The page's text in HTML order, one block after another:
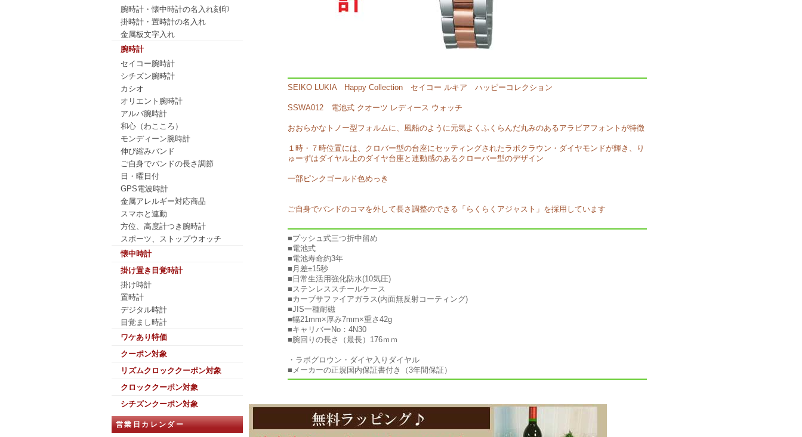
腕時計・懐中時計の名入れ刻印
掛時計・置時計の名入れ
金属板文字入れ
腕時計
セイコー腕時計
シチズン腕時計
カシオ
オリエント腕時計
アルバ腕時計
和心（わこころ）
モンディーン腕時計
伸び縮みバンド
ご自身でバンドの長さ調節
日・曜日付
GPS電波時計
金属アレルギー対応商品
スマホと連動
方位、高度計つき腕時計
スポーツ、ストップウオッチ
懐中時計
掛け置き目覚時計
掛け時計
置時計
デジタル時計
目覚まし時計
ワケあり特価
クーポン対象
リズムクロッククーポン対象
クロッククーポン対象
シチズンクーポン対象
営業日カレンダー
SEIKO LUKIA Happy Collection セイコー ルキア ハッピーコレクション
SSWA012 電池式 クオーツ レディース ウォッチ
おおらかなトノー型フォルムに、風船のように元気よくふくらんだ丸みのあるアラビアフォントが特徴
１時・７時位置には、クロバー型の台座にセッティングされたラボクラウン・ダイヤモンドが輝き、り
ゅーずはダイヤル上のダイヤ台座と連動感のあるクローバー型のデザイン
一部ピンクゴールド色めっき
ご自身でバンドのコマを外して長さ調整のできる「らくらくアジャスト」を採用しています
■プッシュ式三つ折中留め
■電池式
■電池寿命約3年
■月差±15秒
■日常生活用強化防水(10気圧)
■ステンレススチールケース
■カーブサファイアガラス(内面無反射コーティング)
■JIS一種耐磁
■幅21mm×厚み7mm×重さ42g
■キャリバーNo：4N30
■腕回りの長さ（最長）176ｍｍ
・ラボグロウン・ダイヤ入りダイヤル
■メーカーの正規国内保証書付き（3年間保証）